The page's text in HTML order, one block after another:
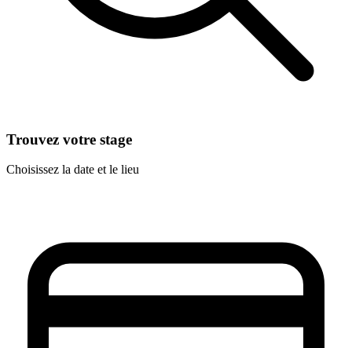
Trouvez votre stage
Choisissez la date et le lieu